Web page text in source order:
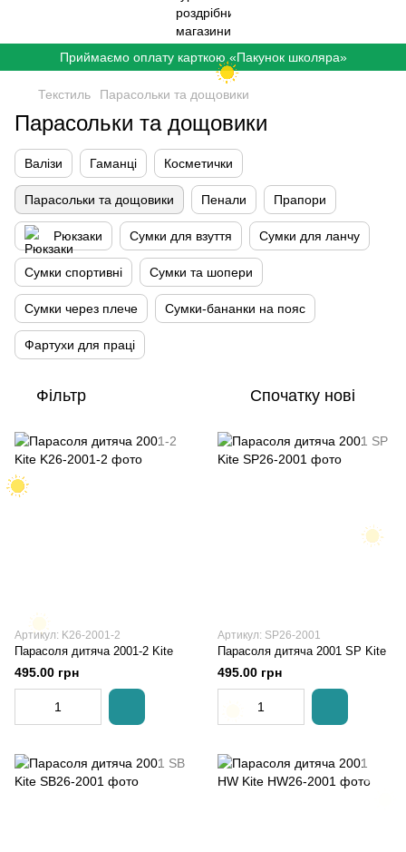
Приймаємо оплату карткою «Пакунок школяра»
Текстиль Парасольки та дощовики
Парасольки та дощовики
Валізи Гаманці Косметички
Парасольки та дощовики Пенали Прапори
Рюкзаки Сумки для взуття Сумки для ланчу
Сумки спортивні Сумки та шопери
Сумки через плече Сумки-бананки на пояс
Фартухи для праці
Фільтр Спочатку нові
Артикул: K26-2001-2
Парасоля дитяча 2001-2 Kite
495.00 грн
Артикул: SP26-2001
Парасоля дитяча 2001 SP Kite
495.00 грн